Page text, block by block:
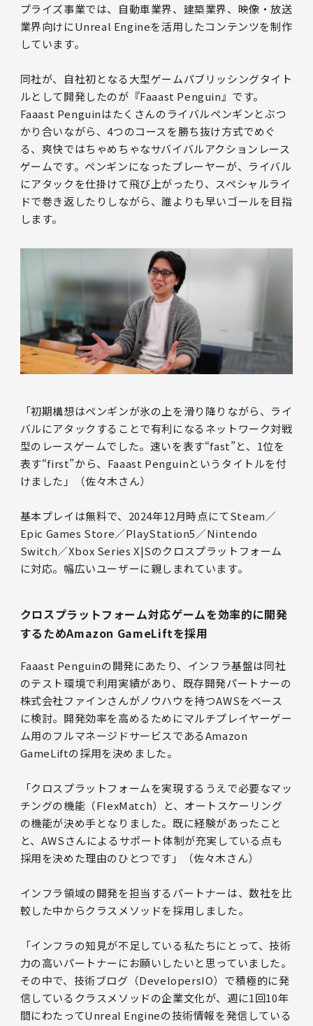
プライズ事業では、自動車業界、建築業界、映像・放送
業界向けにUnreal Engineを活用したコンテンツを制作
しています。
同社が、自社初となる大型ゲームパブリッシングタイト
ルとして開発したのが『Faaast Penguin』です。
Faaast Penguinはたくさんのライバルペンギンとぶつ
かり合いながら、4つのコースを勝ち抜け方式でめぐ
る、爽快ではちゃめちゃなサバイバルアクションレース
ゲームです。ペンギンになったプレーヤーが、ライバル
にアタックを仕掛けて飛び上がったり、スペシャルライ
ドで巻き返したりしながら、誰よりも早いゴールを目指
します。
「初期構想はペンギンが氷の上を滑り降りながら、ライ
バルにアタックすることで有利になるネットワーク対戦
型のレースゲームでした。速いを表す“fast”と、1位を
表す“first”から、Faaast Penguinというタイトルを付
けました」（佐々木さん）
基本プレイは無料で、2024年12月時点にてSteam／
Epic Games Store／PlayStation5／Nintendo
Switch／Xbox Series X|Sのクロスプラットフォーム
に対応。幅広いユーザーに親しまれています。
クロスプラットフォーム対応ゲームを効率的に開発
するためAmazon GameLiftを採用
Faaast Penguinの開発にあたり、インフラ基盤は同社
のテスト環境で利用実績があり、既存開発パートナーの
株式会社ファインさんがノウハウを持つAWSをベース
に検討。開発効率を高めるためにマルチプレイヤーゲー
ム用のフルマネージドサービスであるAmazon
GameLiftの採用を決めました。
「クロスプラットフォームを実現するうえで必要なマッ
チングの機能（FlexMatch）と、オートスケーリング
の機能が決め手となりました。既に経験があったこと
と、AWSさんによるサポート体制が充実している点も
採用を決めた理由のひとつです」（佐々木さん）
インフラ領域の開発を担当するパートナーは、数社を比
較した中からクラスメソッドを採用しました。
「インフラの知見が不足している私たちにとって、技術
力の高いパートナーにお願いしたいと思っていました。
その中で、技術ブログ（DevelopersIO）で積極的に発
信しているクラスメソッドの企業文化が、週に1回10年
間にわたってUnreal Engineの技術情報を発信している